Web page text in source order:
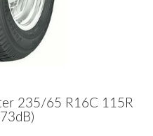
235/65 R16C 115R